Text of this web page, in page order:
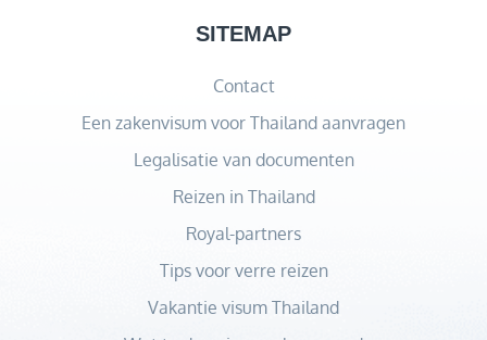
keuken
SITEMAP
Contact
Een zakenvisum voor Thailand aanvragen
Legalisatie van documenten
Reizen in Thailand
Royal-partners
Tips voor verre reizen
Vakantie visum Thailand